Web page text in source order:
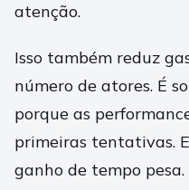
atenção.
Isso também reduz
número de atores. É
porque as
primeiras tentativas.
ganho de tempo pesa.